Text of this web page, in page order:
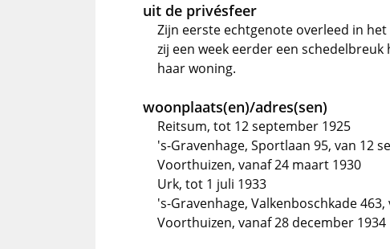
uit de privésfeer
Zijn eerste echtgenote overleed in
zij een week eerder een
haar woning.
woonplaats(en)/adres(sen)
Reitsum, tot 12 september 1925
's-Gravenhage, Sportlaan 95, van 12
Voorthuizen, vanaf 24 maart 1930
Urk, tot 1 juli 1933
's-Gravenhage, Valkenboschkade
Voorthuizen, vanaf 28 december 1934